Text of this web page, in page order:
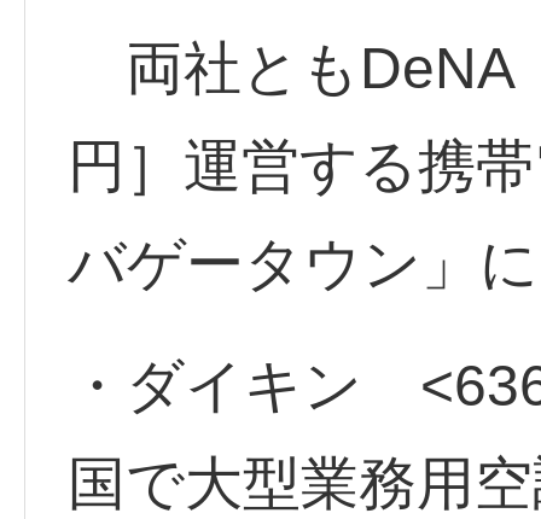
両社ともDeNA
円］運営する携
バゲータウン」
・ダイキン
国で大型業務用